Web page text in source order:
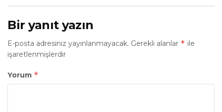
Bir yanıt yazın
E-posta adresiniz yayınlanmayacak. Gerekli alanlar * ile
işaretlenmişlerdir
Yorum *